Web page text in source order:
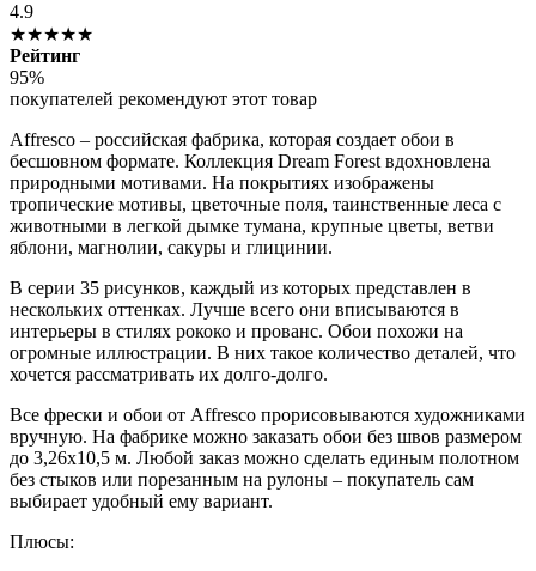
4.9
★★★★★
Рейтинг
95%
покупателей рекомендуют этот товар
Affresco – российская фабрика, которая создает обои в
бесшовном формате. Коллекция Dream Forest вдохновлена
природными мотивами. На покрытиях изображены
тропические мотивы, цветочные поля, таинственные леса с
животными в легкой дымке тумана, крупные цветы, ветви
яблони, магнолии, сакуры и глицинии.
В серии 35 рисунков, каждый из которых представлен в
нескольких оттенках. Лучше всего они вписываются в
интерьеры в стилях рококо и прованс. Обои похожи на
огромные иллюстрации. В них такое количество деталей, что
хочется рассматривать их долго-долго.
Все фрески и обои от Affresco прорисовываются художниками
вручную. На фабрике можно заказать обои без швов размером
до 3,26х10,5 м. Любой заказ можно сделать единым полотном
без стыков или порезанным на рулоны – покупатель сам
выбирает удобный ему вариант.
Плюсы: